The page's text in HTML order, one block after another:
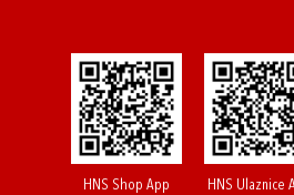
HNS Shop App HNS Ulaznice